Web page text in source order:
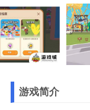
游戏简介